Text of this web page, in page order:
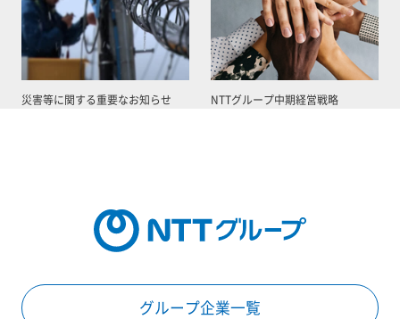
災害等に関する重要なお知らせ NTTグループ中期経営戦略
グループ企業一覧